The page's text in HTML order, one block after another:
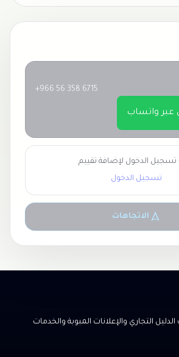
+966 56 358 6715
عبر واتساب
الدخول لإضافة تقييم
تسجيل الدخول
الاتجاهات
التجاري والإعلانات المبوبة والخدمات